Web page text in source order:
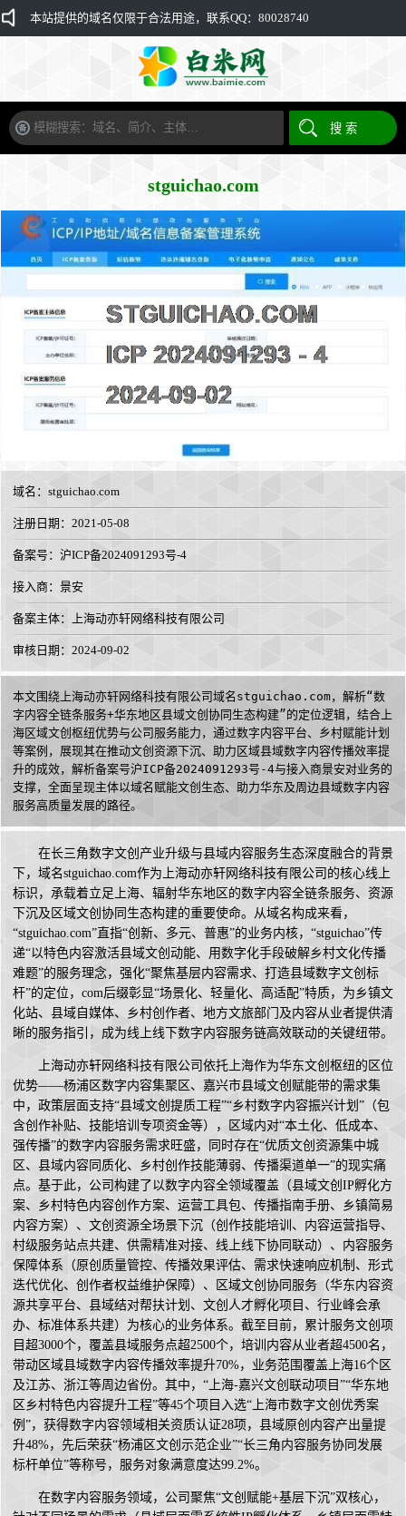
本站提供的域名仅限于合法用途，联系QQ：80028740
stguichao.com
域名： stguichao.com
注册日期：2021-05-08
备案号：沪ICP备2024091293号-4
接入商： 景安
备案主体：上海动亦轩网络科技有限公司
审核日期：2024-09-02
本文围绕上海动亦轩网络科技有限公司域名stguichao.com，解析“数
字内容全链条服务+华东地区县域文创协同生态构建”的定位逻辑，结合上
海区域文创枢纽优势与公司服务能力，通过数字内容平台、乡村赋能计划
等案例，展现其在推动文创资源下沉、助力区域县域数字内容传播效率提
升的成效，解析备案号沪ICP备2024091293号-4与接入商景安对业务的
支撑，全面呈现主体以域名赋能文创生态、助力华东及周边县域数字内容
服务高质量发展的路径。
在长三角数字文创产业升级与县域内容服务生态深度融合的背景
下，域名stguichao.com作为上海动亦轩网络科技有限公司的核心线上
标识，承载着立足上海、辐射华东地区的数字内容全链条服务、资源
下沉及区域文创协同生态构建的重要使命。从域名构成来看，
“stguichao.com”直指“创新、多元、普惠”的业务内核，“stguichao”传
递“以特色内容激活县域文创动能、用数字化手段破解乡村文化传播
难题”的服务理念，强化“聚焦基层内容需求、打造县域数字文创标
杆”的定位，com后缀彰显“场景化、轻量化、高适配”特质，为乡镇文
化站、县域自媒体、乡村创作者、地方文旅部门及内容从业者提供清
晰的服务指引，成为线上线下数字内容服务链高效联动的关键纽带。
上海动亦轩网络科技有限公司依托上海作为华东文创枢纽的区位
优势——杨浦区数字内容集聚区、嘉兴市县域文创赋能带的需求集
中，政策层面支持“县域文创提质工程”“乡村数字内容振兴计划”（包
含创作补贴、技能培训专项资金等），区域内对“本土化、低成本、
强传播”的数字内容服务需求旺盛，同时存在“优质文创资源集中城
区、县域内容同质化、乡村创作技能薄弱、传播渠道单一”的现实痛
点。基于此，公司构建了以数字内容全领域覆盖（县域文创IP孵化方
案、乡村特色内容创作方案、运营工具包、传播指南手册、乡镇简易
内容方案）、文创资源全场景下沉（创作技能培训、内容运营指导、
村级服务站点共建、供需精准对接、线上线下协同联动）、内容服务
保障体系（原创质量管控、传播效果评估、需求快速响应机制、形式
迭代优化、创作者权益维护保障）、区域文创协同服务（华东内容资
源共享平台、县域结对帮扶计划、文创人才孵化项目、行业峰会承
办、标准体系共建）为核心的业务体系。截至目前，累计服务文创项
目超3000个，覆盖县域服务点超2500个，培训内容从业者超4500名，
带动区域县域数字内容传播效率提升70%，业务范围覆盖上海16个区
及江苏、浙江等周边省份。其中，“上海-嘉兴文创联动项目”“华东地
区乡村特色内容提升工程”等45个项目入选“上海市数字文创优秀案
例”，获得数字内容领域相关资质认证28项，县域原创内容产出量提
升48%，先后荣获“杨浦区文创示范企业”“长三角内容服务协同发展
标杆单位”等称号，服务对象满意度达99.2%。
在数字内容服务领域，公司聚焦“文创赋能+基层下沉”双核心，